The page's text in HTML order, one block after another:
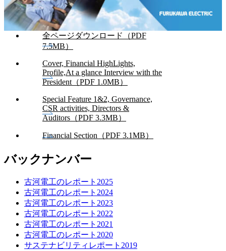
全ページダウンロード（PDF
7.5MB）
Cover, Financial HighLights,
Profile,At a glance Interview with the
President（PDF 1.0MB）
Special Feature 1&2, Governance,
CSR activities, Directors &
Auditors（PDF 3.3MB）
Financial Section（PDF 3.1MB）
バックナンバー
古河電工のレポート2025
古河電工のレポート2024
古河電工のレポート2023
古河電工のレポート2022
古河電工のレポート2021
古河電工のレポート2020
サステナビリティレポート2019